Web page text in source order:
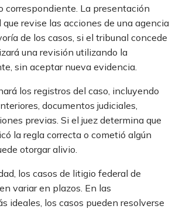
correspondiente. La presentación
revise las acciones de una agencia
de los casos, si el tribunal concede
una revisión utilizando la
sin aceptar nueva evidencia.
los registros del caso, incluyendo
documentos judiciales,
previas. Si el juez determina que
la regla correcta o cometió algún
otorgar alivio.
los casos de litigio federal de
variar en plazos. En las
ideales, los casos pueden resolverse